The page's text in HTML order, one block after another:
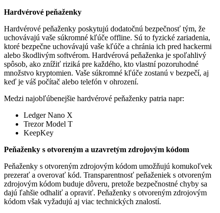
Hardvérové peňaženky
Hardvérové peňaženky poskytujú dodatočnú bezpečnosť tým, že
uchovávajú vaše súkromné kľúče offline. Sú to fyzické zariadenia,
ktoré bezpečne uchovávajú vaše kľúče a chránia ich pred hackermi
alebo škodlivým softvérom. Hardvérová peňaženka je spoľahlivý
spôsob, ako znížiť riziká pre každého, kto vlastní pozoruhodné
množstvo kryptomien. Vaše súkromné kľúče zostanú v bezpečí, aj
keď je váš počítač alebo telefón v ohrození.
Medzi najobľúbenejšie hardvérové peňaženky patria napr:
Ledger Nano X
Trezor Model T
KeepKey
Peňaženky s otvoreným a uzavretým zdrojovým kódom
Peňaženky s otvoreným zdrojovým kódom umožňujú komukoľvek
prezerať a overovať kód. Transparentnosť peňaženiek s otvoreným
zdrojovým kódom buduje dôveru, pretože bezpečnostné chyby sa
dajú ľahšie odhaliť a opraviť. Peňaženky s otvoreným zdrojovým
kódom však vyžadujú aj viac technických znalostí.